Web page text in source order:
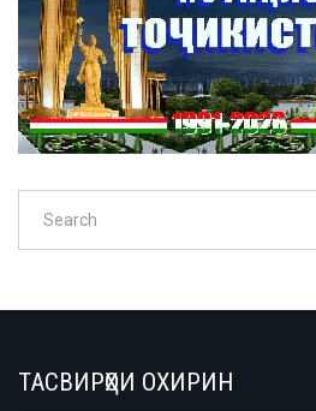
Search
ТАСВИРҲОИ ОХИРИН